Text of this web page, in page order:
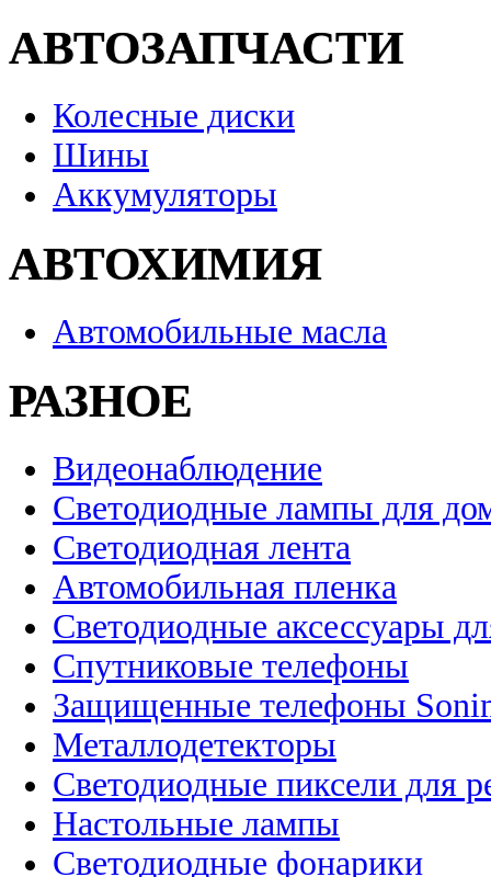
АВТОЗАПЧАСТИ
Колесные диски
Шины
Аккумуляторы
АВТОХИМИЯ
Автомобильные масла
РАЗНОЕ
Видеонаблюдение
Светодиодные лампы для
Светодиодная лента
Автомобильная пленка
Светодиодные аксессуары
Спутниковые телефоны
Защищенные телефоны
Металлодетекторы
Светодиодные пиксели для
Настольные лампы
Светодиодные фонарики